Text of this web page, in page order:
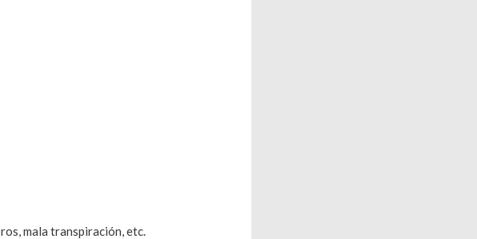
mala transpiración, etc.